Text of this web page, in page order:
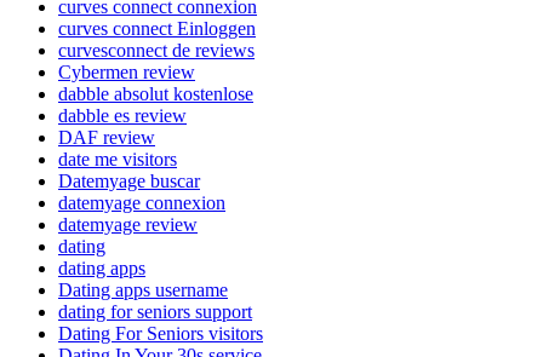
curves connect connexion
curves connect Einloggen
curvesconnect de reviews
Cybermen review
dabble absolut kostenlose
dabble es review
DAF review
date me visitors
Datemyage buscar
datemyage connexion
datemyage review
dating
dating apps
Dating apps username
dating for seniors support
Dating For Seniors visitors